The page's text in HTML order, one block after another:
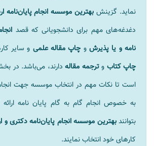
نماید. گزینش بهترین موسسه انجام پایان‌نامه
دغدغه‌های مهم برای دانشجویانی که قصد
نامه و یا پذیرشو چاپ مقاله علمی و سایر
چاپ کتاب وترجمه مقالهدارند، می‌باشد. در
است تا نکات مهم در انتخاب موسسه جهت
به خصوص انجام گام به گام پایان نامه ارائه
بتوانندبهترین موسسه انجام پایان‌نامه دکتریو
کارهای خود انتخاب نمایند.